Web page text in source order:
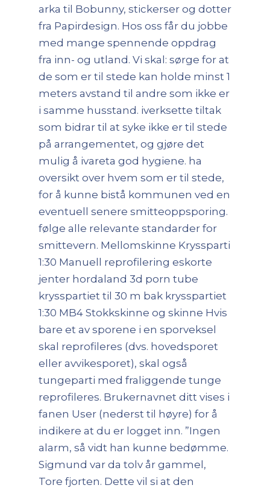
arka til Bobunny, stickerser og dotter
fra Papirdesign. Hos oss får du jobbe
med mange spennende oppdrag
fra inn- og utland. Vi skal: sørge for at
de som er til stede kan holde minst 1
meters avstand til andre som ikke er
i samme husstand. iverksette tiltak
som bidrar til at syke ikke er til stede
på arrangementet, og gjøre det
mulig å ivareta god hygiene. ha
oversikt over hvem som er til stede,
for å kunne bistå kommunen ved en
eventuell senere smitteoppsporing.
følge alle relevante standarder for
smittevern. Mellomskinne Kryssparti
1:30 Manuell reprofilering eskorte
jenter hordaland 3d porn tube
krysspartiet til 30 m bak krysspartiet
1:30 MB4 Stokkskinne og skinne Hvis
bare et av sporene i en sporveksel
skal reprofileres (dvs. hovedsporet
eller avvikesporet), skal også
tungeparti med fraliggende tunge
reprofileres. Brukernavnet ditt vises i
fanen User (nederst til høyre) for å
indikere at du er logget inn. ”Ingen
alarm, så vidt han kunne bedømme.
Sigmund var da tolv år gammel,
Tore fjorten. Dette vil si at den